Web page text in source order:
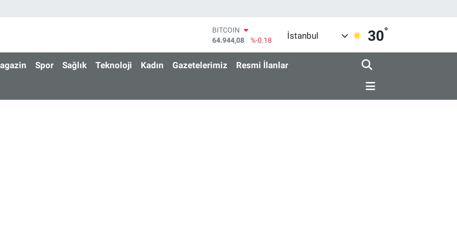
BITCOIN
64.944,08
%-0.18
47,7436
%0.18
EURO
64,4811
%0.38
İstanbul 30°
Spor Sağlık Teknoloji Kadın Gazetelerimiz Resmi İlanlar